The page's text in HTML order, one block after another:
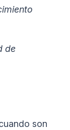
de
son